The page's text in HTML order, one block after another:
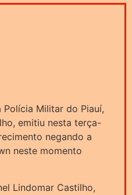
Militar do Piauí,
emitiu nesta terça-
negando a
neste momento
Lindomar Castilho,